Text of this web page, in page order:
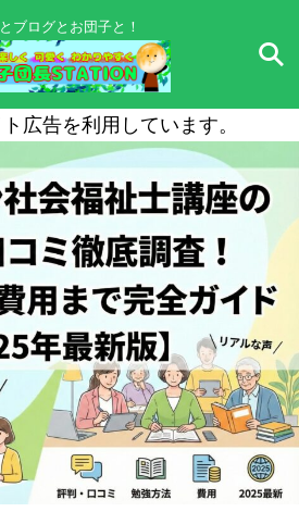
ブログとお団子と！
広告を利用しています。